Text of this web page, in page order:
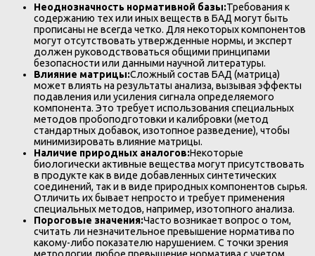
Неоднозначность нормативной базы:Требования к
содержанию тех или иных веществ в БАД могут быть
прописаны не всегда четко. Для некоторых компонентов
могут отсутствовать утвержденные нормы, и эксперт
должен руководствоваться общими принципами
безопасности или данными научной литературы.
Влияние матрицы:Сложный состав БАД (матрица)
может влиять на результаты анализа, вызывая эффекты
подавления или усиления сигнала определяемого
компонента. Это требует использования специальных
методов пробоподготовки и калибровки (метод
стандартных добавок, изотопное разведение), чтобы
минимизировать влияние матрицы.
Наличие природных аналогов:Некоторые
биологически активные вещества могут присутствовать
в продукте как в виде добавленных синтетических
соединений, так и в виде природных компонентов сырья.
Отличить их бывает непросто и требует применения
специальных методов, например, изотопного анализа.
Пороговые значения:Часто возникает вопрос о том,
считать ли незначительное превышение норматива по
какому-либо показателю нарушением. С точки зрения